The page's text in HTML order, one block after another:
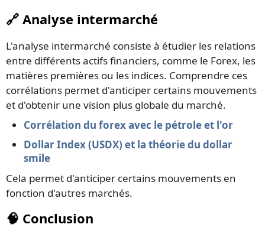
🔗 Analyse intermarché
L'analyse intermarché consiste à étudier les relations
entre différents actifs financiers, comme le Forex, les
matières premières ou les indices. Comprendre ces
corrélations permet d'anticiper certains mouvements
et d'obtenir une vision plus globale du marché.
Corrélation du forex avec le pétrole et l'or
Dollar Index (USDX) et la théorie du dollar
smile
Cela permet d'anticiper certains mouvements en
fonction d'autres marchés.
🧠 Conclusion